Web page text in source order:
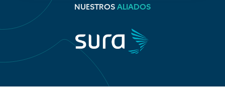
NUESTROS ALIADOS